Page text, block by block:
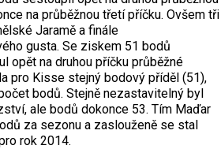
na průběžnou třetí příčku. Ovšem tři
Jaramě a finále
gusta. Se ziskem 51 bodů
opět na druhou příčku průběžné
pro Kisse stejný bodový příděl (51),
bodů. Stejně nezastavitelný byl
ale bodů dokonce 53. Tím Maďar
za sezonu a zaslouženě se stal
rok 2014.